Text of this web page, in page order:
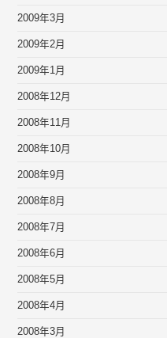
2009年3月
2009年2月
2009年1月
2008年12月
2008年11月
2008年10月
2008年9月
2008年8月
2008年7月
2008年6月
2008年5月
2008年4月
2008年3月